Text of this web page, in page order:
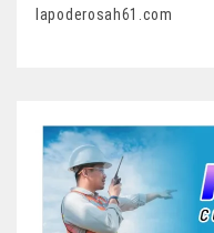
lapoderosah61.com